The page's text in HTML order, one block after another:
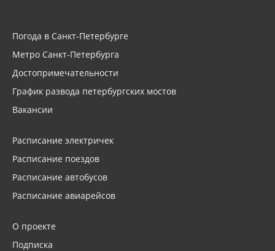
Погода в Санкт-Петербурге
Метро Санкт-Петербурга
Достопримечательности
График развода петербургских мостов
Вакансии
Расписание электричек
Расписание поездов
Расписание автобусов
Расписание авиарейсов
О проекте
Подписка